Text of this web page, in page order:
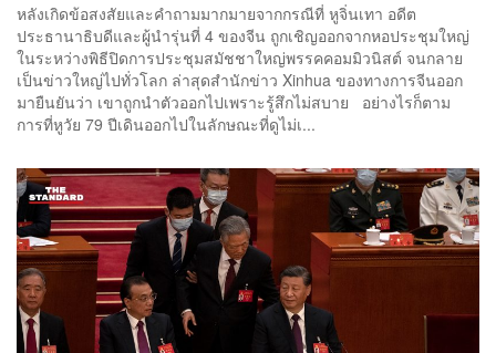
หลังเกิดข้อสงสัยและคำถามมากมายจากกรณีที่ หูจิ่นเทา อดีต
ประธานาธิบดีและผู้นำรุ่นที่ 4 ของจีน ถูกเชิญออกจากหอประชุมใหญ่
ในระหว่างพิธีปิดการประชุมสมัชชาใหญ่พรรคคอมมิวนิสต์ จนกลาย
เป็นข่าวใหญ่ไปทั่วโลก ล่าสุดสำนักข่าว Xinhua ของทางการจีนออก
มายืนยันว่า เขาถูกนำตัวออกไปเพราะรู้สึกไม่สบาย อย่างไรก็ตาม
การที่หูวัย 79 ปีเดินออกไปในลักษณะที่ดูไม่เ...